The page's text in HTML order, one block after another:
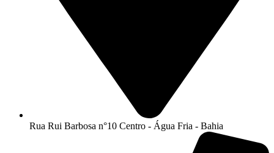
Rua Rui Barbosa n°10 Centro - Água Fria - Bahia